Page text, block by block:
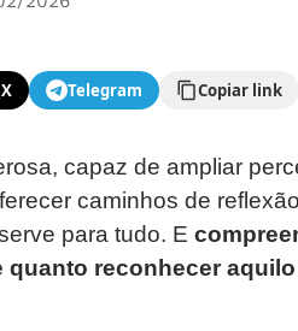
X Telegram Copiar link
capaz de ampliar
caminhos de
para tudo. E
reconhecer